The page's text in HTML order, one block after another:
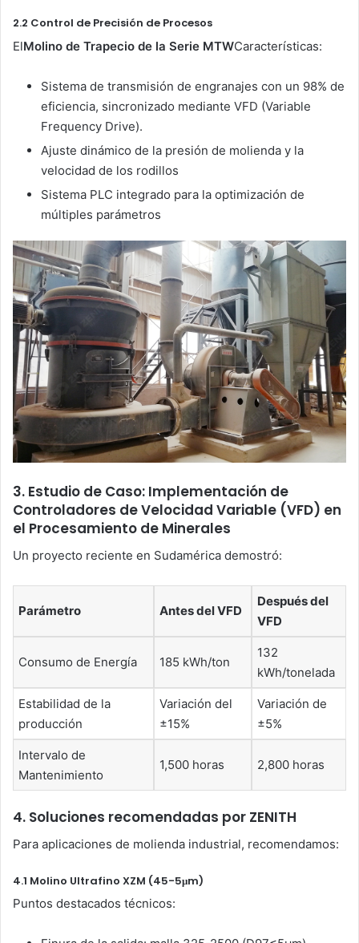
2.2 Control de Precisión de Procesos
ElMolino de Trapecio de la Serie MTWCaracterísticas:
Sistema de transmisión de engranajes con un 98% de
eficiencia, sincronizado mediante VFD (Variable
Frequency Drive).
Ajuste dinámico de la presión de molienda y la
velocidad de los rodillos
Sistema PLC integrado para la optimización de
múltiples parámetros
3. Estudio de Caso: Implementación de
Controladores de Velocidad Variable (VFD) en
el Procesamiento de Minerales
Un proyecto reciente en Sudamérica demostró:
Parámetro Antes del VFD
Después del
VFD
Consumo de Energía 185 kWh/ton
132
kWh/tonelada
Estabilidad de la
producción
Variación del
±15%
Variación de
±5%
Intervalo de
Mantenimiento
1,500 horas 2,800 horas
4. Soluciones recomendadas por ZENITH
Para aplicaciones de molienda industrial, recomendamos:
4.1 Molino Ultrafino XZM (45-5μm)
Puntos destacados técnicos: